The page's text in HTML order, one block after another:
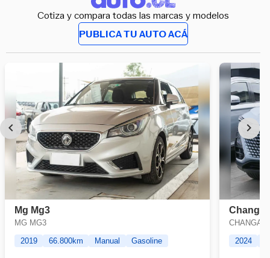
Cotiza y compara todas las marcas y modelos
PUBLICA TU AUTO ACÁ